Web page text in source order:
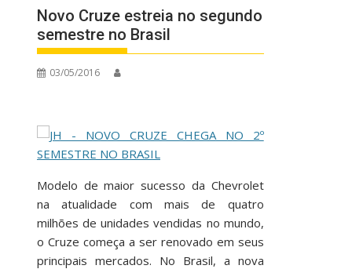
Novo Cruze estreia no segundo
semestre no Brasil
03/05/2016
Modelo de maior sucesso da Chevrolet
na atualidade com mais de quatro
milhões de unidades vendidas no mundo,
o Cruze começa a ser renovado em seus
principais mercados. No Brasil, a nova